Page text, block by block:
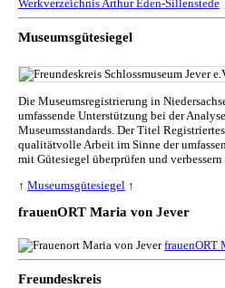
Werkverzeichnis Arthur Eden-Sillenstede
Museumsgütesiegel
Die Museumsregistrierung in
umfassende Unterstützung bei der
Museumsstandards. Der Titel
qualitätvolle Arbeit im Sinne der
mit Gütesiegel überprüfen und
↑ Museumsgütesiegel ↑
frauenORT Maria von Jever
frauenORT
Freundeskreis